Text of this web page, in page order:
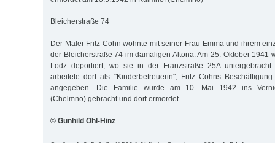
Bleicherstraße 74
Der Maler Fritz Cohn wohnte mit seiner Frau Emma und ihrem
der Bleicherstraße 74 im damaligen Altona. Am 25. Oktober 1941
Lodz deportiert, wo sie in der Franzstraße 25A untergebracht
arbeitete dort als "Kinderbetreuerin", Fritz Cohns
angegeben. Die Familie wurde am 10. Mai 1942 ins
(Chelmno) gebracht und dort ermordet.
© Gunhild Ohl-Hinz